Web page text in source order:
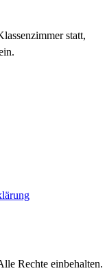
statt,
Rechte einbehalten.